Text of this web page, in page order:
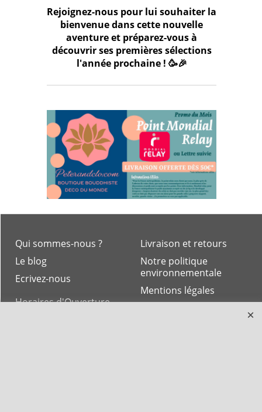
Rejoignez-nous pour lui souhaiter la
bienvenue dans cette nouvelle
aventure et préparez-vous à
découvrir ses premières sélections
l'année prochaine ! 🥳🎉
Livraison et retours
Notre politique
environnementale
Mentions légales
Qui sommes-nous ?
Le blog
Ecrivez-nous
Horaires d'Ouverture -